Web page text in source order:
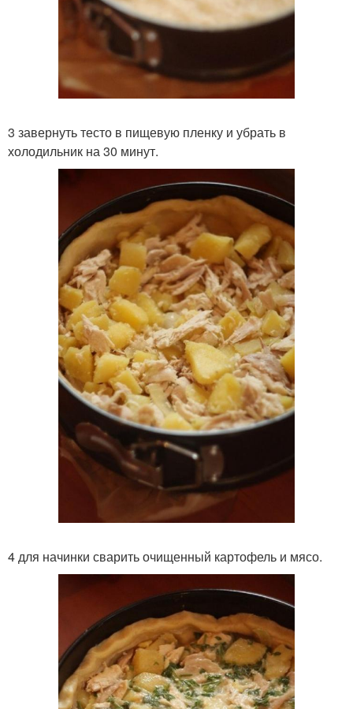
3 завернуть тесто в пищевую пленку и убрать в
холодильник на 30 минут.
4 для начинки сварить очищенный картофель и мясо.